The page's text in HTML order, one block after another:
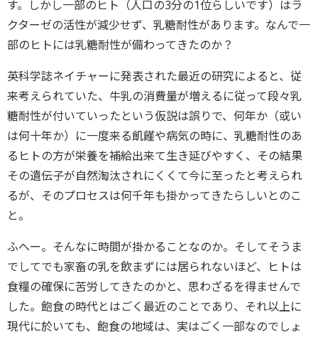
す。しかし一部のヒト（人口の3分の1位らしいです）はラ
クターゼの活性が減少せず、乳糖耐性があります。なんで一
部のヒトには乳糖耐性が備わってきたのか？
英科学誌ネイチャーに発表された最近の研究によると、従
来考えられていた、牛乳の消費量が増えるに従って段々乳
糖耐性が付いていったという仮説は誤りで、何年か（或い
は何十年か）に一度来る飢饉や病気の時に、乳糖耐性のあ
るヒトの方が栄養を補給出来て生き延びやすく、その結果
その遺伝子が自然淘汰されにくくて今に至ったと考えられ
るが、そのプロセスは何千年も掛かってきたらしいとのこ
と。
ふへー。そんなに時間が掛かることなのか。そしてそうま
でしてでも家畜の乳を飲まずには居られないほど、ヒトは
食糧の確保に苦労してきたのかと、思わざるを得ませんで
した。飽食の時代とはごく最近のことであり、それ以上に
現代に於いても、飽食の地域は、実はごく一部なのでしょ